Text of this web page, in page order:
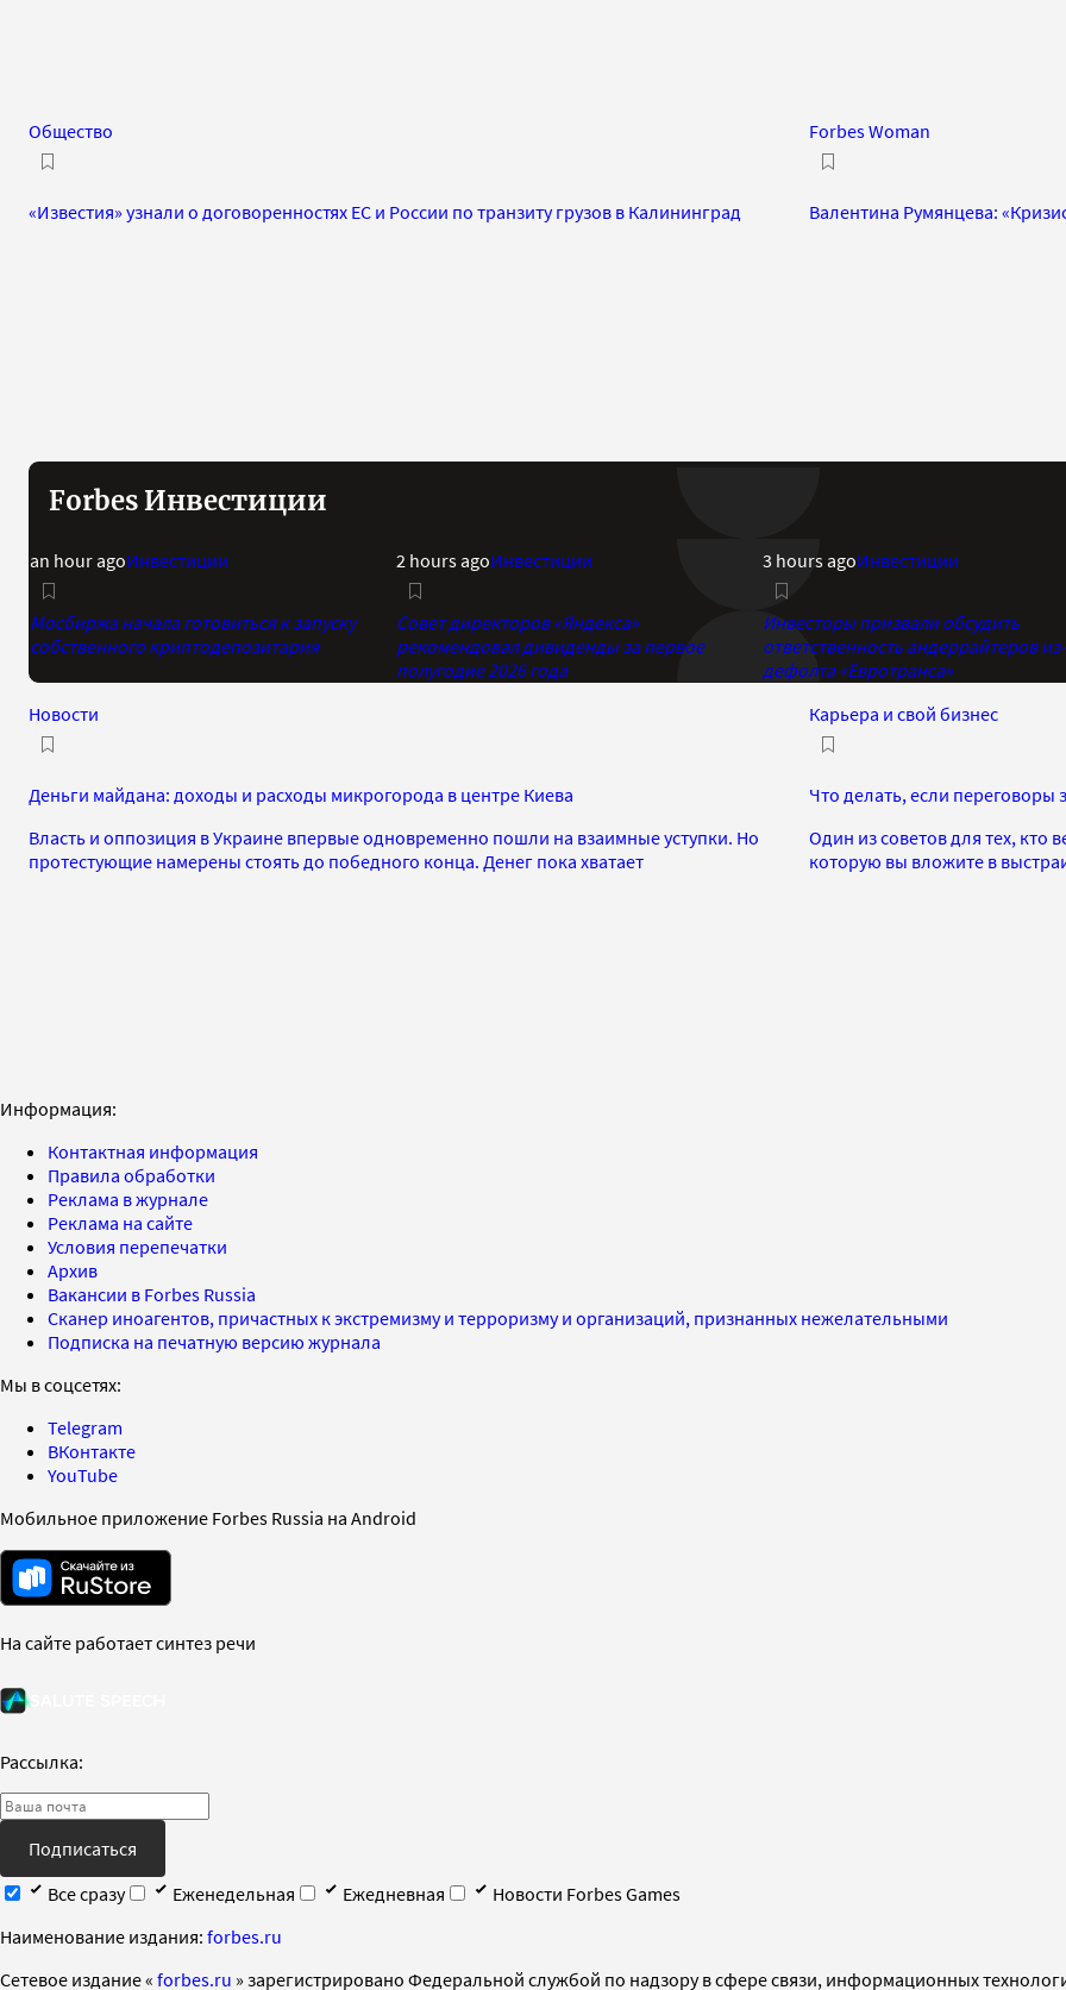
Общество
«Известия» узнали о договоренностях ЕС и России по транзиту грузов в Калининград
Forbes Woman
Валентина Румянцева:
Forbes Инвестиции
an hour agoИнвестиции
Мосбиржа начала готовиться к запуску
собственного криптодепозитария
2 hours agoИнвестиции
Совет директоров «Яндекса»
рекомендовал дивиденды за первое
полугодие 2026 года
3 hours agoИнвестиции
Инвесторы призвали обсудить
ответственность андеррайтеров
дефолта «Евротранса»
Новости
Деньги майдана: доходы и расходы микрогорода в центре Киева
Власть и оппозиция в Украине впервые одновременно пошли на взаимные уступки. Но
протестующие намерены стоять до победного конца. Денег пока хватает
Карьера и свой бизнес
Что делать, если переговоры
Один из советов для тех, кто
которую вы вложите в
Информация:
Контактная информация
Правила обработки
Реклама в журнале
Реклама на сайте
Условия перепечатки
Архив
Вакансии в Forbes Russia
Сканер иноагентов, причастных к экстремизму и терроризму и организаций, признанных нежелательными
Подписка на печатную версию журнала
Мы в соцсетях:
Telegram
ВКонтакте
YouTube
Мобильное приложение Forbes Russia на Android
На сайте работает синтез речи
Рассылка:
Подписаться
Все сразу
Еженедельная Ежедневная
Новости Forbes Games
Наименование издания: forbes.ru
Cетевое издание « forbes.ru » зарегистрировано Федеральной службой по надзору в сфере связи, информационных